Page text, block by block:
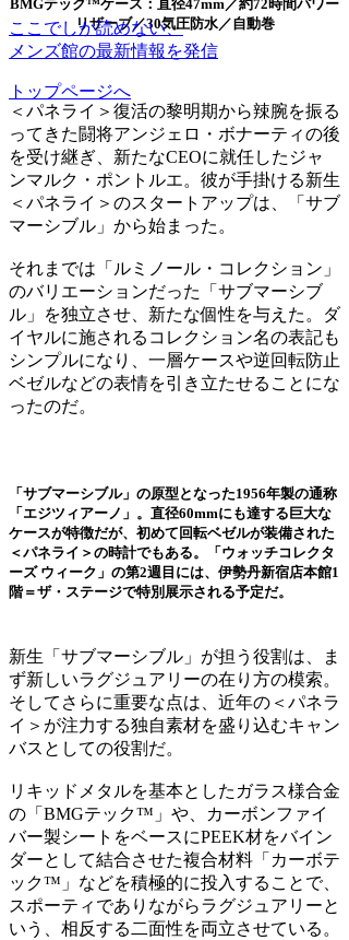
BMGテック™ケース：直径47mm／約72時間パワー
リザーブ／30気圧防水／自動巻
＜パネライ＞復活の黎明期から辣腕を振る
ってきた闘将アンジェロ・ボナーティの後
を受け継ぎ、新たなCEOに就任したジャ
ンマルク・ポントルエ。彼が手掛ける新生
＜パネライ＞のスタートアップは、「サブ
マーシブル」から始まった。
それまでは「ルミノール・コレクション」
のバリエーションだった「サブマーシブ
ル」を独立させ、新たな個性を与えた。ダ
イヤルに施されるコレクション名の表記も
シンプルになり、一層ケースや逆回転防止
ベゼルなどの表情を引き立たせることにな
ったのだ。
「サブマーシブル」の原型となった1956年製の通称
「エジツィアーノ」。直径60mmにも達する巨大な
ケースが特徴だが、初めて回転ベゼルが装備された
＜パネライ＞の時計でもある。「ウォッチコレクタ
ーズ ウィーク」の第2週目には、伊勢丹新宿店本館1
階＝ザ・ステージで特別展示される予定だ。
新生「サブマーシブル」が担う役割は、ま
ず新しいラグジュアリーの在り方の模索。
そしてさらに重要な点は、近年の＜パネラ
イ＞が注力する独自素材を盛り込むキャン
バスとしての役割だ。
リキッドメタルを基本としたガラス様合金
の「BMGテック™」や、カーボンファイ
バー製シートをベースにPEEK材をバイン
ダーとして結合させた複合材料「カーボテ
ック™」などを積極的に投入することで、
スポーティでありながらラグジュアリーと
いう、相反する二面性を両立させている。
ここでしか読めない、
メンズ館の最新情報を発信
トップページへ